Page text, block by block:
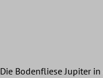
Die Bodenfliese Jupiter